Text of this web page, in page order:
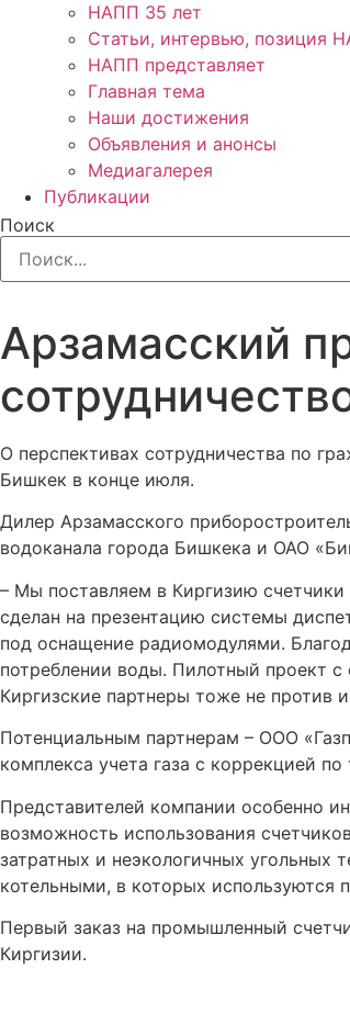
НАПП 35 лет
Статьи, интервью, позиция
НАПП представляет
Главная тема
Наши достижения
Объявления и анонсы
Медиагалерея
Публикации
Поиск
Арзамасский
О перспективах сотрудничества по
Бишкек в конце июля.
Дилер Арзамасского
водоканала города Бишкека и ОАО
– Мы поставляем в Киргизию
сделан на презентацию системы
под оснащение радиомодулями.
потреблении воды. Пилотный проект
Киргизские партнеры тоже не против
Потенциальным партнерам – ООО
комплекса учета газа с коррекцией
Представителей компании особенно
возможность использования
затратных и неэкологичных
котельными, в которых используются
Первый заказ на промышленный
Киргизии.